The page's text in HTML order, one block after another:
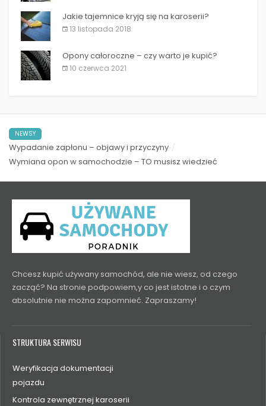
Jakie tajemnice kryją się na karoserii?
13 listopada 2018
Opony całoroczne – czy warto je kupić?
10 czerwca 2021
NEWSY
Wypadanie zapłonu – objawy i przyczyny
Wymiana opon w samochodzie – TO musisz wiedzieć
Chcesz kupić używany samochód, ale nie wiesz, od czego
zacząć? Na stronie podpowiem,y co jest istotne i o czym
absolutnie nie można zapomnieć. Zapraszamy!
STRUKTURA SERWISU
Weryfikacja dokumentacji
pojazdu
Kontrola zewnętrznej karoserii